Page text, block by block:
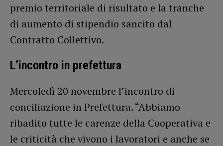
premio territoriale di risultato e la tranche
di aumento di stipendio sancito dal
Contratto Collettivo.
L’incontro in prefettura
Mercoledì 20 novembre l’incontro di
conciliazione in Prefettura. “Abbiamo
ribadito tutte le carenze della Cooperativa e
le criticità che vivono i lavoratori e anche se